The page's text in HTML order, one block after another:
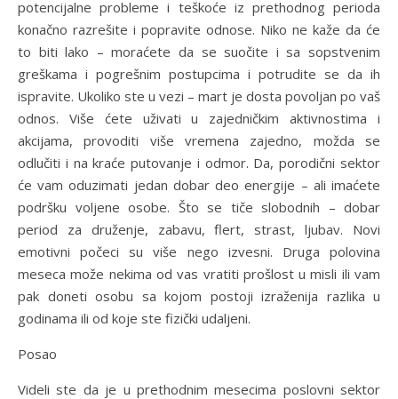
potencijalne probleme i teškoće iz prethodnog perioda
konačno razrešite i popravite odnose. Niko ne kaže da će
to biti lako – moraćete da se suočite i sa sopstvenim
greškama i pogrešnim postupcima i potrudite se da ih
ispravite. Ukoliko ste u vezi – mart je dosta povoljan po vaš
odnos. Više ćete uživati u zajedničkim aktivnostima i
akcijama, provoditi više vremena zajedno, možda se
odlučiti i na kraće putovanje i odmor. Da, porodični sektor
će vam oduzimati jedan dobar deo energije – ali imaćete
podršku voljene osobe. Što se tiče slobodnih – dobar
period za druženje, zabavu, flert, strast, ljubav. Novi
emotivni počeci su više nego izvesni. Druga polovina
meseca može nekima od vas vratiti prošlost u misli ili vam
pak doneti osobu sa kojom postoji izraženija razlika u
godinama ili od koje ste fizički udaljeni.
Posao
Videli ste da je u prethodnim mesecima poslovni sektor